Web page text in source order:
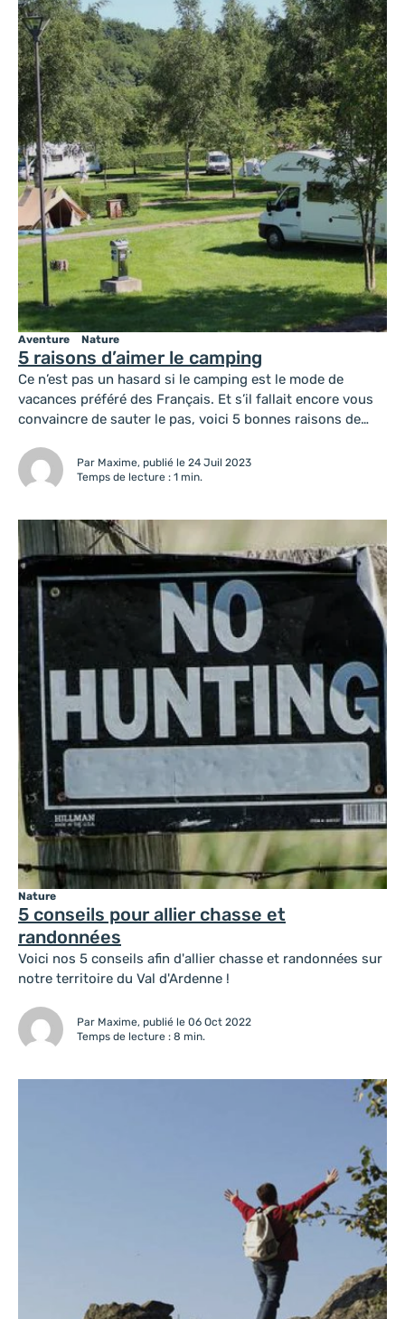
5 raisons d’aimer le camping
Aventure Nature
Ce n’est pas un hasard si le camping est le mode de
vacances préféré des Français. Et s’il fallait encore vous
convaincre de sauter le pas, voici 5 bonnes raisons de
Par Maxime, publié le 24 Juil 2023
Temps de lecture : 1 min.
5 conseils pour allier chasse et
randonnées
Nature
Voici nos 5 conseils afin d'allier chasse et randonnées sur
notre territoire du Val d'Ardenne !
Par Maxime, publié le 06 Oct 2022
Temps de lecture : 8 min.